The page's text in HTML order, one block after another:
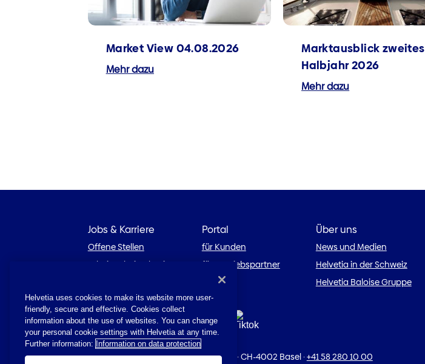
Market View 04.08.2026
Mehr dazu
Marktausblick zweites
Halbjahr 2026
Mehr dazu
Jobs & Karriere
Offene Stellen
Arbeiten bei Helvetia
Portal
für Kunden
für Vertriebspartner
Über uns
News und Medien
Helvetia in der Schweiz
Helvetia Baloise Gruppe
© 2026 Helvetia·St. Alban-Anlage 26 ·CH-4002 Basel·+41 58 280 10 00
Helvetia uses cookies to make its website more user-
friendly, secure and effective. Cookies collect
information about the use of websites. You can change
your personal cookie settings with Helvetia at any time.
Further information: Information on data protection